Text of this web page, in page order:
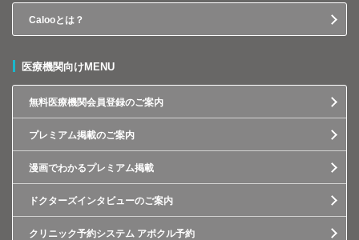
Calooとは？
医療機関向けMENU
無料医療機関会員登録のご案内
プレミアム掲載のご案内
漫画でわかるプレミアム掲載
ドクターズインタビューのご案内
クリニック予約システム アポクル予約